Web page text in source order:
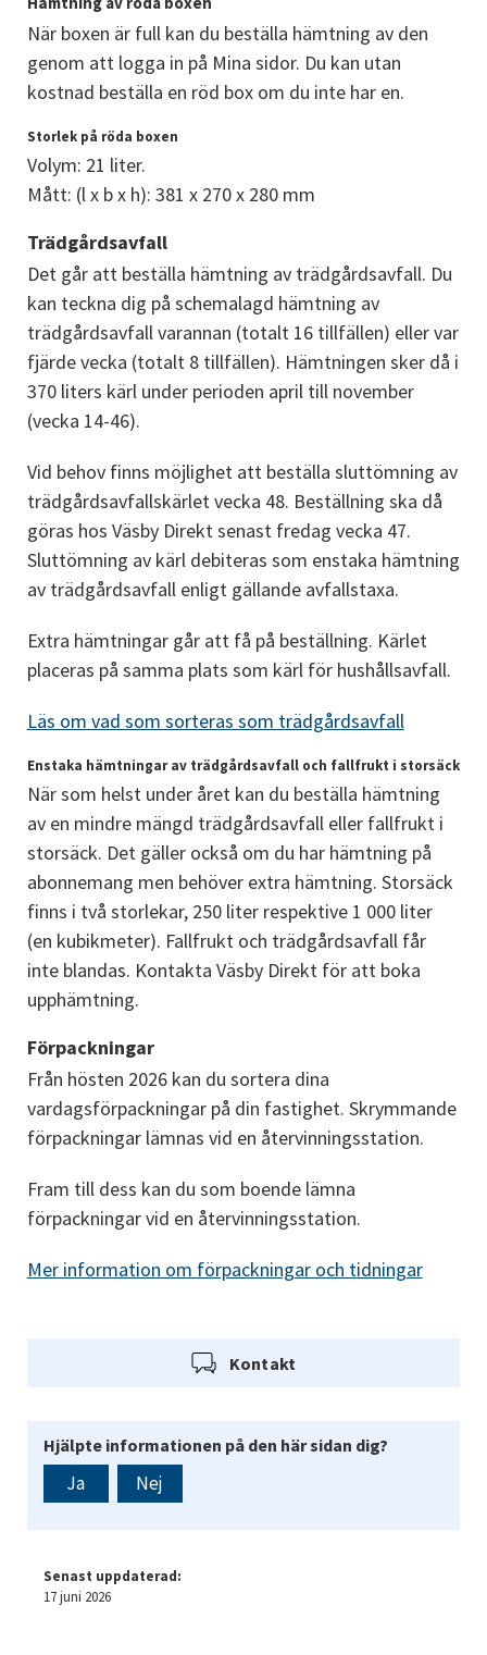
När boxen är full kan du beställa hämtning av den
genom att logga in på Mina sidor. Du kan utan
kostnad beställa en röd box om du inte har en.
Storlek på röda boxen
Volym: 21 liter.
Mått: (l x b x h): 381 x 270 x 280 mm
Trädgårdsavfall
Det går att beställa hämtning av trädgårdsavfall. Du
kan teckna dig på schemalagd hämtning av
trädgårdsavfall varannan (totalt 16 tillfällen) eller var
fjärde vecka (totalt 8 tillfällen). Hämtningen sker då i
370 liters kärl under perioden april till november
(vecka 14-46).
Vid behov finns möjlighet att beställa sluttömning av
trädgårdsavfallskärlet vecka 48. Beställning ska då
göras hos Väsby Direkt senast fredag vecka 47.
Sluttömning av kärl debiteras som enstaka hämtning
av trädgårdsavfall enligt gällande avfallstaxa.
Extra hämtningar går att få på beställning. Kärlet
placeras på samma plats som kärl för hushållsavfall.
Läs om vad som sorteras som trädgårdsavfall
Enstaka hämtningar av trädgårdsavfall och fallfrukt i storsäck
När som helst under året kan du beställa hämtning
av en mindre mängd trädgårdsavfall eller fallfrukt i
storsäck. Det gäller också om du har hämtning på
abonnemang men behöver extra hämtning. Storsäck
finns i två storlekar, 250 liter respektive 1 000 liter
(en kubikmeter). Fallfrukt och trädgårdsavfall får
inte blandas. Kontakta Väsby Direkt för att boka
upphämtning.
Förpackningar
Från hösten 2026 kan du sortera dina
vardagsförpackningar på din fastighet. Skrymmande
förpackningar lämnas vid en återvinningsstation.
Fram till dess kan du som boende lämna
förpackningar vid en återvinningsstation.
Mer information om förpackningar och tidningar
Kontakt
Hjälpte informationen på den här sidan dig?
Ja Nej
Senast uppdaterad:
17 juni 2026